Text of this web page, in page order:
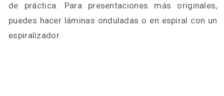
de práctica. Para presentaciones más originales,
puedes hacer láminas onduladas o en espiral con un
espiralizador.